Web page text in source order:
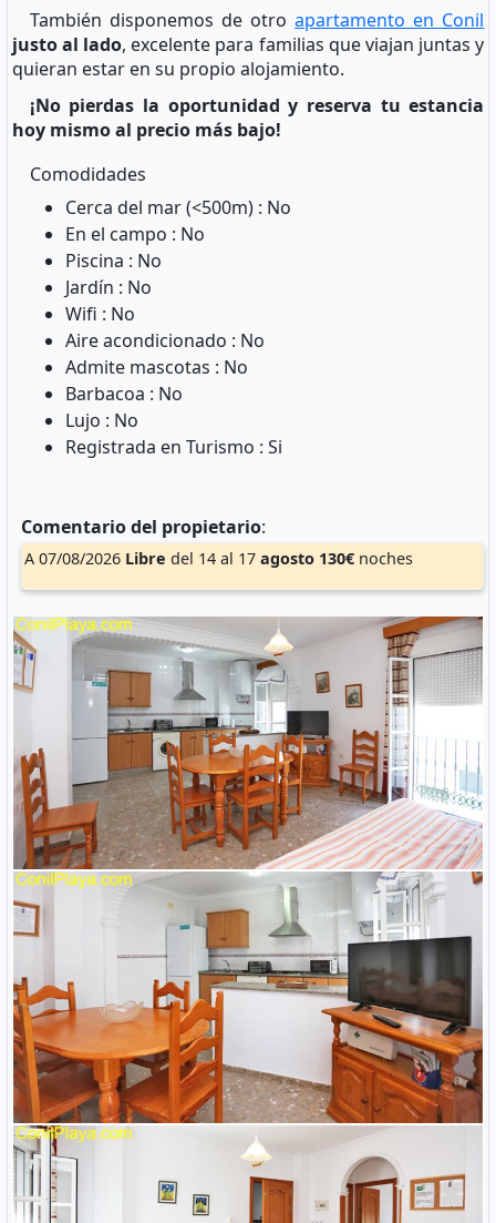
También disponemos de otroapartamento en Conil
justo al lado, excelente para familias que viajan juntas y
quieran estar en su propio alojamiento.
¡No pierdas la oportunidad y reserva tu estancia
hoy mismo al precio más bajo!
Comodidades
Cerca del mar (<500m) : No
En el campo : No
Piscina : No
Jardín : No
Wifi : No
Aire acondicionado : No
Admite mascotas : No
Barbacoa : No
Lujo : No
Registrada en Turismo : Si
Comentario del propietario:
A 07/08/2026 Libre del 14 al 17agosto 130€ noches